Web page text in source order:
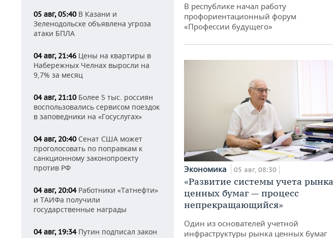
05 авг, 05:40В Казани и
Зеленодольске объявлена угроза
атаки БПЛА
04 авг, 21:46 Цены на квартиры в
Набережных Челнах выросли на
9,7% за месяц
04 авг, 21:10Более 5 тыс. россиян
воспользовались сервисом поездок
в заповедники на «Госуслугах»
04 авг, 20:40Сенат США может
проголосовать по поправкам к
санкционному законопроекту
против РФ
04 авг, 20:04Работники «Татнефти»
и ТАИФа получили
государственные награды
04 авг, 19:34Путин подписал закон
В республике начал работу
профориентационный форум
«Профессии будущего»
Экономика 05 авг, 08:30
«Развитие системы учета рынка
ценных бумаг — процесс
непрекращающийся»
Один из основателей учетной
инфраструктуры рынка ценных бумаг